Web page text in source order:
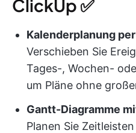
ClickUp ✅
Kalenderplanung
Verschieben Sie
Tages-, Wochen-
um Pläne ohne
Gantt-Diagramme
Planen Sie